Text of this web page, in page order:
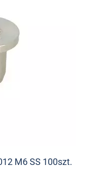
M6 SS 100szt.